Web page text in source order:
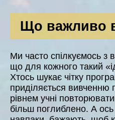
Що важливо
Ми часто спілкуємось з
що для кожного такий
Хтось шукає чітку
приділяється вивченню
рівнем учні
більш поглиблено. А ось